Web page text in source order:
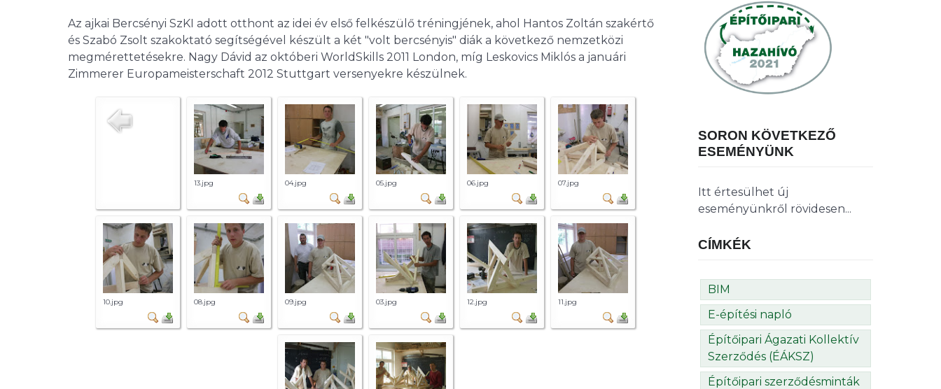
Az ajkai Bercsényi SzKI adott otthont az idei év első felkészülő tréningjének, ahol Hantos Zoltán szakértő
és Szabó Zsolt szakoktató segítségével készült a két "volt bercsényis" diák a következő nemzetközi
megmérettetésekre. Nagy Dávid az októberi WorldSkills 2011 London, míg Leskovics Miklós a januári
Zimmerer Europameisterschaft 2012 Stuttgart versenyekre készülnek.
13.jpg 04.jpg 05.jpg 06.jpg 07.jpg
10.jpg 08.jpg 09.jpg 03.jpg 12.jpg 11.jpg
SORON KÖVETKEZŐ
ESEMÉNYÜNK
Itt értesülhet új
eseményünkről rövidesen...
CÍMKÉK
BIM
E-építési napló
Építőipari Ágazati Kollektív
Szerződés (ÉÁKSZ)
Építőipari szerződésminták